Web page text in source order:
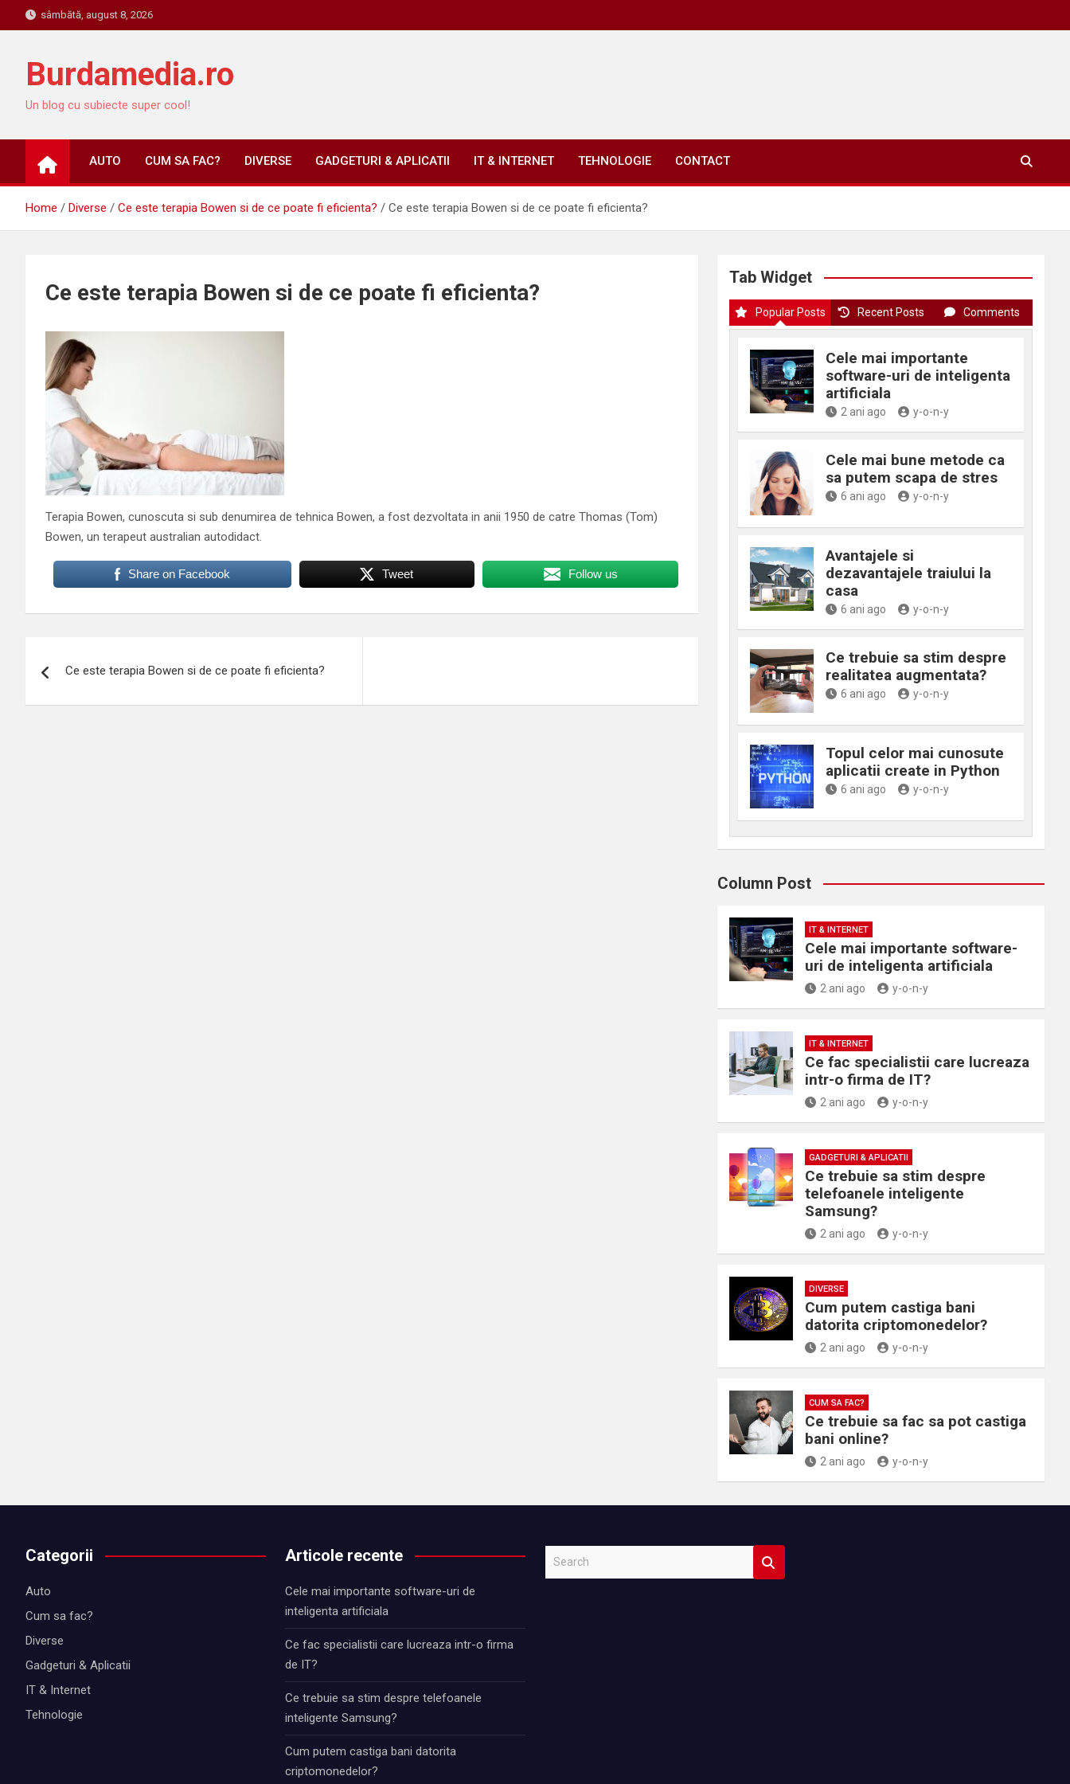
to
sâmbătă, august 8, 2026
Burdamedia.ro
Un blog cu subiecte super cool!
AUTO CUM SA FAC? DIVERSE GADGETURI & APLICATII IT & INTERNET TEHNOLOGIE CONTACT
Home Diverse Ce este terapia Bowen si de ce poate fi eficienta? Ce este terapia Bowen si de ce poate fi eficienta?
Ce este terapia Bowen si de ce poate fi eficienta?
Terapia Bowen, cunoscuta si sub denumirea de tehnica Bowen, a fost dezvoltata in anii 1950 de catre Thomas (Tom)
Bowen, un terapeut australian autodidact.
Share on Facebook Tweet Follow us
în
Ce este terapia Bowen si de ce poate fi eficienta?
Tab Widget
Popular Posts Recent Posts Comments
Cele mai importante
software-uri de inteligenta
artificiala
2 ani ago y-o-n-y
Cele mai bune metode ca
sa putem scapa de stres
6 ani ago y-o-n-y
Avantajele si
dezavantajele traiului la
casa
6 ani ago y-o-n-y
Ce trebuie sa stim despre
realitatea augmentata?
6 ani ago y-o-n-y
Topul celor mai cunosute
aplicatii create in Python
6 ani ago y-o-n-y
Column Post
IT & INTERNET
Cele mai importante software-
uri de inteligenta artificiala
2 ani ago y-o-n-y
IT & INTERNET
Ce fac specialistii care lucreaza
intr-o firma de IT?
2 ani ago y-o-n-y
GADGETURI & APLICATII
Ce trebuie sa stim despre
telefoanele inteligente
Samsung?
2 ani ago y-o-n-y
DIVERSE
Cum putem castiga bani
datorita criptomonedelor?
2 ani ago y-o-n-y
CUM SA FAC?
Ce trebuie sa fac sa pot castiga
bani online?
2 ani ago y-o-n-y
Categorii
Auto
Cum sa fac?
Diverse
Gadgeturi & Aplicatii
IT & Internet
Tehnologie
Articole recente
Cele mai importante software-uri de
inteligenta artificiala
Ce fac specialistii care lucreaza intr-o firma
de IT?
Ce trebuie sa stim despre telefoanele
inteligente Samsung?
Cum putem castiga bani datorita
criptomonedelor?